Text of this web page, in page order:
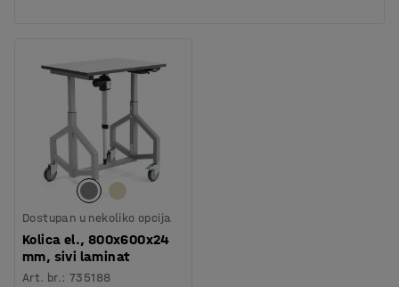
Dostupan u nekoliko opcija
Kolica el., 800x600x24
mm, sivi laminat
Art. br.:735188